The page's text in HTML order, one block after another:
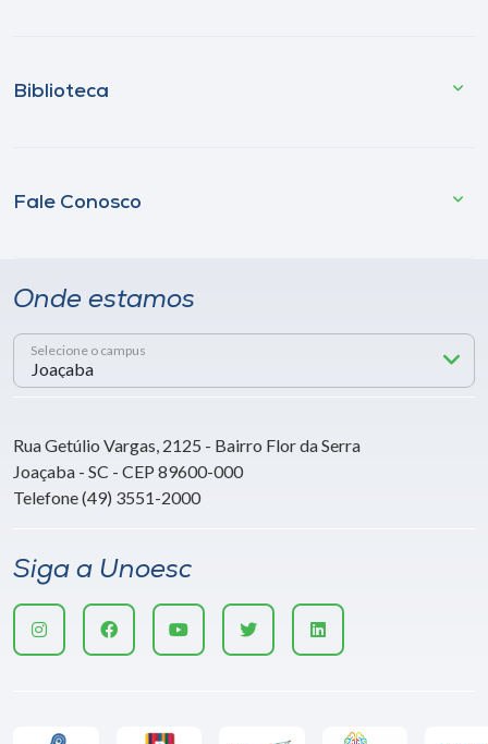
Biblioteca
Fale Conosco
Onde estamos
Selecione o campus
Rua Getúlio Vargas, 2125 - Bairro Flor da Serra
Joaçaba - SC - CEP 89600-000
Telefone (49) 3551-2000
Siga a Unoesc